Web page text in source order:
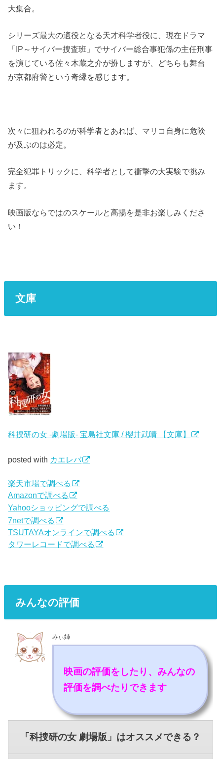
大集合。
シリーズ最大の適役となる天才科学者役に、現在ドラマ
「IP～サイバー捜査班」でサイバー総合事犯係の主任刑事
を演じている佐々木蔵之介が扮しますが、どちらも舞台
が京都府警という奇縁を感じます。
次々に狙われるのが科学者とあれば、マリコ自身に危険
が及ぶのは必定。
完全犯罪トリックに、科学者として衝撃の大実験で挑み
ます。
映画版ならではのスケールと高揚を是非お楽しみくださ
い！
文庫
科捜研の女 -劇場版- 宝島社文庫 / 櫻井武晴 【文庫】
posted with カエレバ
楽天市場で調べる
Amazonで調べる
Yahooショッピングで調べる
7netで調べる
TSUTAYAオンラインで調べる
タワーレコードで調べる
みんなの評価
みぃ姉
映画の評価をしたり、みんなの
評価を調べたりできます
「科捜研の女 劇場版」はオススメできる？